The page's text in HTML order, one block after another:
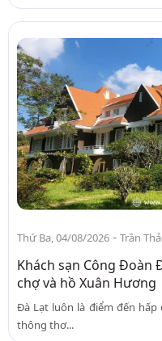
Thứ Ba, 04/08/2026 - Trần
Khách sạn Công Đoàn
chợ và hồ Xuân Hương
Đà Lạt luôn là điểm đến
thông thơ...